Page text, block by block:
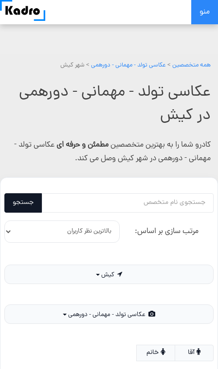
Skip
منو
همه متخصصین > عکاسی تولد - مهمانی - دورهمی > شهر کیش
عکاسی تولد - مهمانی - دورهمی
در کیش
کادرو شما را به بهترین متخصصینمطمئن و حرفه ایعکاسی تولد -
مهمانی - دورهمی در شهر کیش وصل می کند.
جستجو
مرتب سازی بر اساس:
خانم